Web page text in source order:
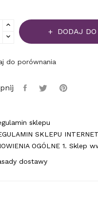
DODAJ
do porównania
sklepu
SKLEPU
OGÓLNE 1. Sklep
dostawy